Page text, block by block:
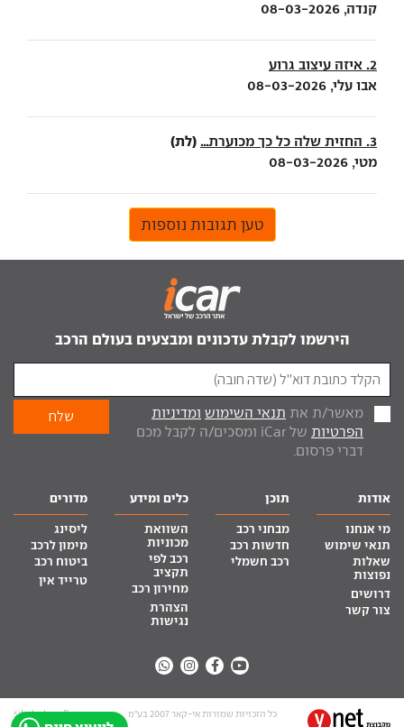
קנדה, 08-03-2026
2. איזה עיצוב גרוע
אבו עלי, 08-03-2026
3. החזית שלה כל כך מכוערת... (לת)
מטי, 08-03-2026
טען תגובות נוספות
הירשמו לקבלת עדכונים ומבצעים בעולם הרכב
מאשר/ת את תנאי השימוש ומדיניות
הפרטיות
של iCar ומסכים/ה לקבל מכם
דברי פרסום.
אודות
מי אנחנו
תנאי שימוש
שאלות
נפוצות
דרושים
צור קשר
תוכן
מבחני רכב
חדשות רכב
רכב חשמלי
כלים ומידע
השוואת
מכוניות
רכב לפי
תקציב
מחירון רכב
הצהרת
נגישות
מדורים
ליסינג
מימון לרכב
ביטוח רכב
טרייד אין
כל הזכויות שמורות אי-קאר 2007 בע”מ site by tq.soft